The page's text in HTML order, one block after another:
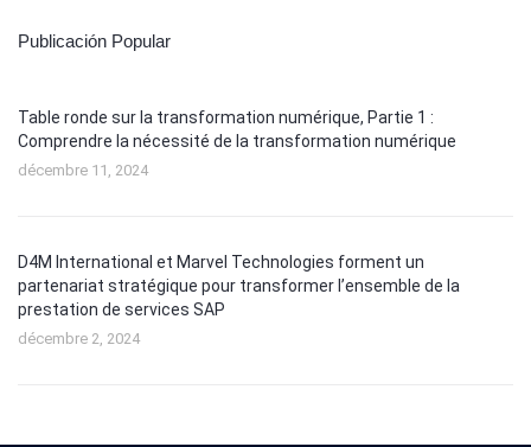
Publicación Popular
Table ronde sur la transformation numérique, Partie 1 :
Comprendre la nécessité de la transformation numérique
décembre 11, 2024
D4M International et Marvel Technologies forment un
partenariat stratégique pour transformer l’ensemble de la
prestation de services SAP
décembre 2, 2024